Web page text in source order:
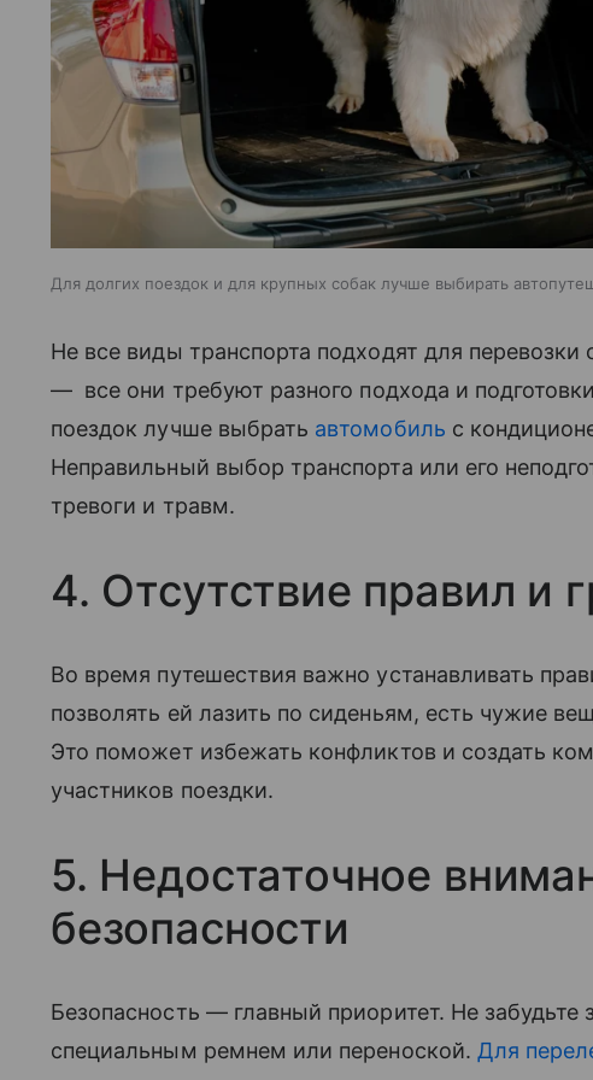
Для долгих поездок и для крупных собак лучше выбирать
Не все виды транспорта подходят для
— все они требуют разного подхода и
поездок лучше выбрать автомобиль с
Неправильный выбор транспорта или его
тревоги и травм.
4. Отсутствие правил и
Во время путешествия важно устанавливать
позволять ей лазить по сиденьям, есть чужие
Это поможет избежать конфликтов и создать
участников поездки.
5. Недостаточное
безопасности
Безопасность — главный приоритет. Не
специальным ремнем или переноской. Для